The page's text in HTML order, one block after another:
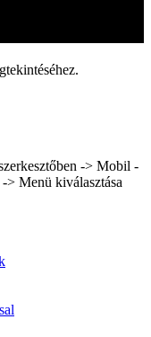
-> Mobil -
> Menü kiválasztása